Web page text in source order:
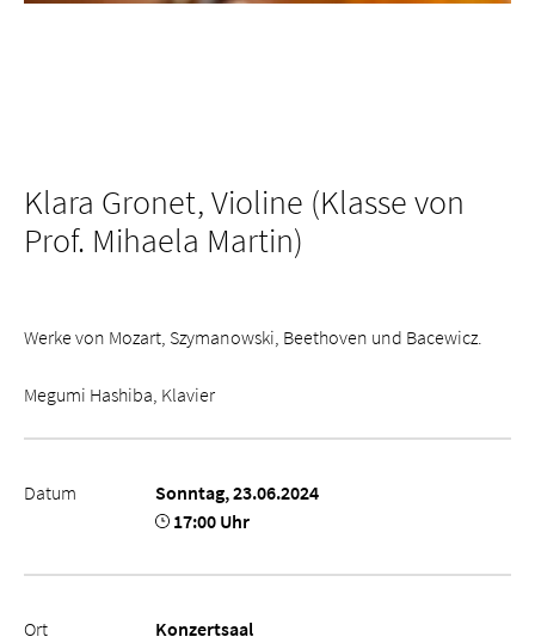
Klara Gronet, Violine (Klasse von
Prof. Mihaela Martin)
Werke von Mozart, Szymanowski, Beethoven und Bacewicz.
Megumi Hashiba, Klavier
Datum
Sonntag, 23.06.2024
17:00 Uhr
Ort
Konzertsaal